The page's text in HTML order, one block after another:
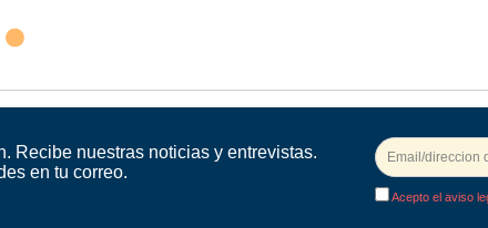
Recibe nuestras noticias y entrevistas.
en tu correo.
Acepto el aviso